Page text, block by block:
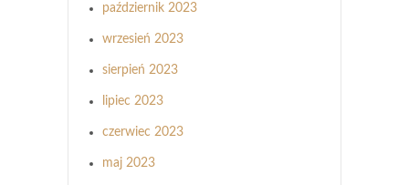
październik 2023
wrzesień 2023
sierpień 2023
lipiec 2023
czerwiec 2023
maj 2023